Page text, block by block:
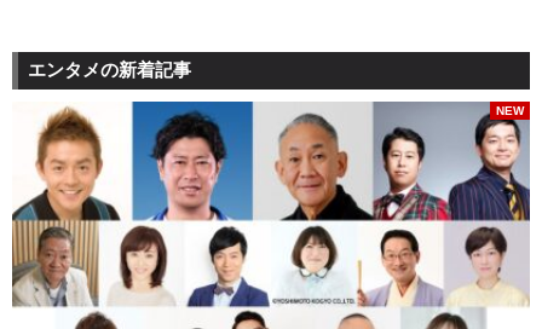
エンタメの新着記事
NEW